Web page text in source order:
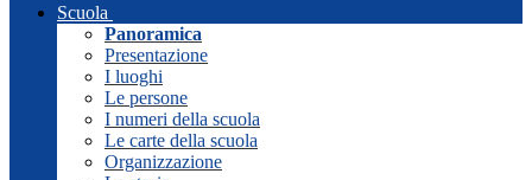
Scuola
Panoramica
Presentazione
I luoghi
Le persone
I numeri della scuola
Le carte della scuola
Organizzazione